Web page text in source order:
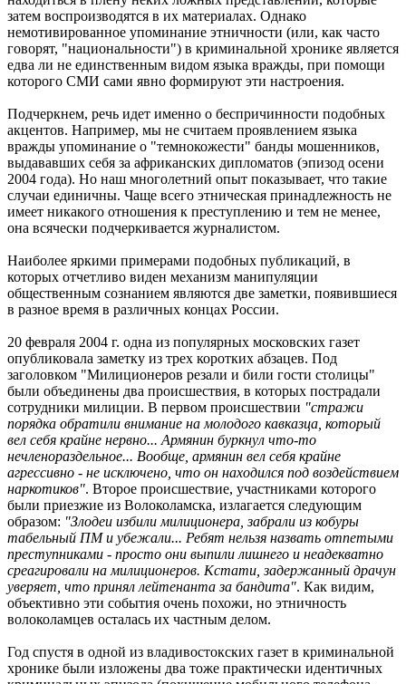
затем воспроизводятся в их материалах. Однако
немотивированное упоминание этничности (или, как часто
говорят, "национальности") в криминальной хронике является
едва ли не единственным видом языка вражды, при помощи
которого СМИ сами явно формируют эти настроения.
Подчеркнем, речь идет именно о беспричинности подобных
акцентов. Например, мы не считаем проявлением языка
вражды упоминание о "темнокожести" банды мошенников,
выдававших себя за африканских дипломатов (эпизод осени
2004 года). Но наш многолетний опыт показывает, что такие
случаи единичны. Чаще всего этническая принадлежность не
имеет никакого отношения к преступлению и тем не менее,
она всячески подчеркивается журналистом.
Наиболее яркими примерами подобных публикаций, в
которых отчетливо виден механизм манипуляции
общественным сознанием являются две заметки, появившиеся
в разное время в различных концах России.
20 февраля 2004 г. одна из популярных московских газет
опубликовала заметку из трех коротких абзацев. Под
заголовком "Милиционеров резали и били гости столицы"
были объединены два происшествия, в которых пострадали
сотрудники милиции. В первом происшествии "стражи
порядка обратили внимание на молодого кавказца, который
вел себя крайне нервно... Армянин буркнул что-то
нечленораздельное... Вообще, армянин вел себя крайне
агрессивно - не исключено, что он находился под воздействием
наркотиков". Второе происшествие, участниками которого
были приезжие из Волоколамска, излагается следующим
образом: "Злодеи избили милиционера, забрали из кобуры
табельный ПМ и убежали... Ребят нельзя назвать отпетыми
преступниками - просто они выпили лишнего и неадекватно
среагировали на милиционеров. Кстати, задержанный драчун
уверяет, что принял лейтенанта за бандита". Как видим,
объективно эти события очень похожи, но этничность
волоколамцев осталась их частным делом.
Год спустя в одной из владивостокских газет в криминальной
хронике были изложены два тоже практически идентичных